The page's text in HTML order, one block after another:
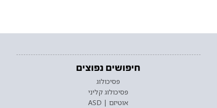
חיפושים נפוצים
פסיכולוג
פסיכולוג קליני
אוטיזם | ASD